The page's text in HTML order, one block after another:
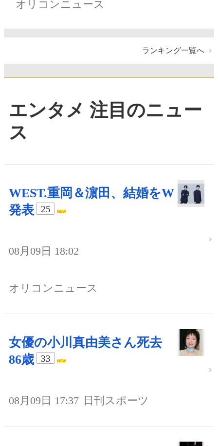
オリコンニュース
ランキング一覧へ
エンタメ 注目のニュー
ス
WEST.重岡＆濵田、結婚をW
発表
25
08月09日 18:02
オリコンニュース
女優の小川真由美さん死去
86歳
33
08月09日 17:37 日刊スポーツ